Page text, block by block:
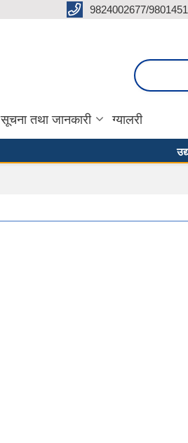
9824002677/
सूचना तथा जानकारी ग्यालरी
उद्यम